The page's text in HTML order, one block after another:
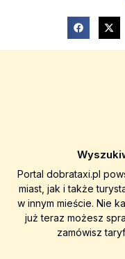
Portal dobrataxi.pl
miast, jak i także
w innym mieście. Nie
już teraz możesz
zamówisz